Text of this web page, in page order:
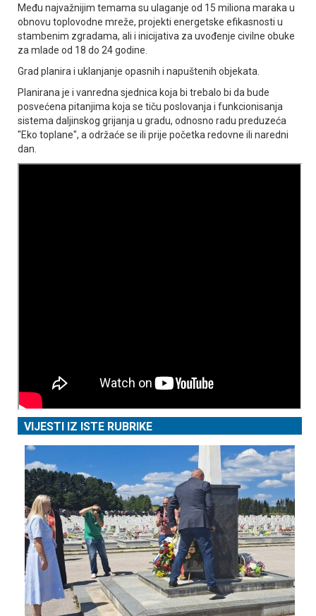
Među najvažnijim temama su ulaganje od 15 miliona maraka u
obnovu toplovodne mreže, projekti energetske efikasnosti u
stambenim zgradama, ali i inicijativa za uvođenje civilne obuke
za mlade od 18 do 24 godine.
Grad planira i uklanjanje opasnih i napuštenih objekata.
Planirana je i vanredna sjednica koja bi trebalo bi da bude
posvećena pitanjima koja se tiču poslovanja i funkcionisanja
sistema daljinskog grijanja u gradu, odnosno radu preduzeća
"Eko toplane", a održaće se ili prije početka redovne ili naredni
dan.
VIJESTI IZ ISTE RUBRIKE